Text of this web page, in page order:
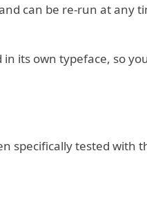
can be re-run at any
its own typeface, so
specifically tested with